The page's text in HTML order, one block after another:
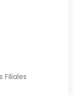
Filiales